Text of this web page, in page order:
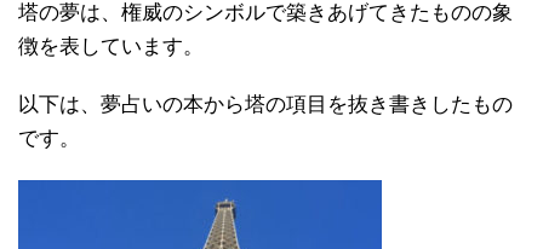
塔の夢は、権威のシンボルで築きあげてきたものの象
徴を表しています。
以下は、夢占いの本から塔の項目を抜き書きしたもの
です。